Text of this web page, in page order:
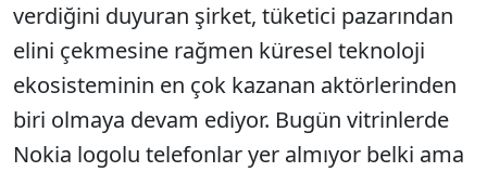
verdiğini duyuran şirket, tüketici pazarından
elini çekmesine rağmen küresel teknoloji
ekosisteminin en çok kazanan aktörlerinden
biri olmaya devam ediyor. Bugün vitrinlerde
Nokia logolu telefonlar yer almıyor belki ama